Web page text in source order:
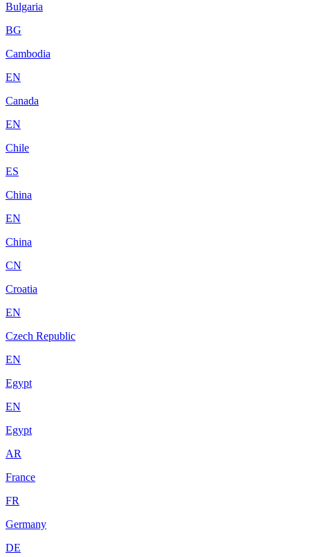
Bulgaria
BG
Cambodia
EN
Canada
EN
Chile
ES
China
EN
China
CN
Croatia
EN
Czech Republic
EN
Egypt
EN
Egypt
AR
France
FR
Germany
DE